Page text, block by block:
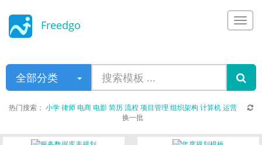
Freedgo
全部分类
热门搜索： 小学律师电商电影简历流程 项目管理 组织架构 计算机运营
换一批